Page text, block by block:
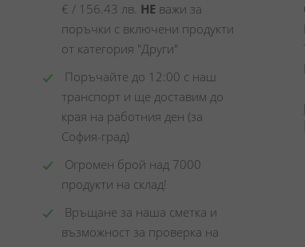
€ / 156.43 лв. НЕ важи за
поръчки с включени продукти
от категория "Други"
Поръчайте до 12:00 с наш
транспорт и ще доставим до
края на работния ден (за
София-град)
Огромен брой над 7000
продукти на склад!
Връщане за наша сметка и
възможност за проверка на